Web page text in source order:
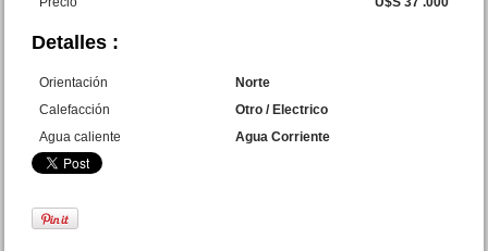
Detalles :
Orientación
Norte
Calefacción
Otro / Electrico
Agua caliente
Agua Corriente